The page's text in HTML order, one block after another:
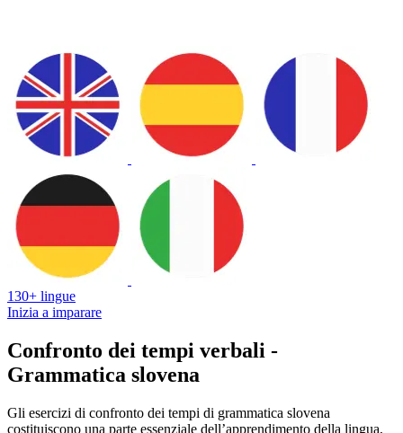
130+ lingue
Inizia a imparare
Confronto dei tempi verbali -
Grammatica slovena
Gli esercizi di confronto dei tempi di grammatica slovena
costituiscono una parte essenziale dell’apprendimento della lingua,